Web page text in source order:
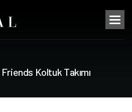
Friends Koltuk Takımı